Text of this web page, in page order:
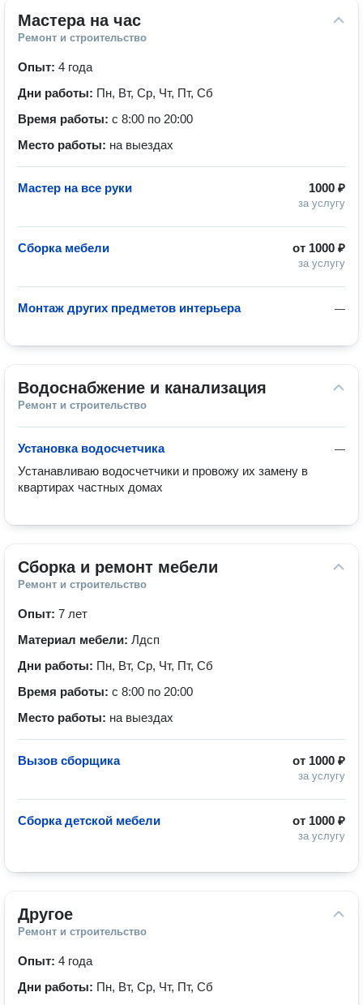
Мастера на час
Ремонт и строительство
Опыт: 4 года
Дни работы: Пн, Вт, Ср, Чт, Пт, Сб
Время работы: с 8:00 по 20:00
Место работы: на выездах
1000 ₽
за услугу
Мастер на все руки
от 1000 ₽
за услугу
Сборка мебели
—
Монтаж других предметов интерьера
Водоснабжение и канализация
Ремонт и строительство
—
Установка водосчетчика
Устанавливаю водосчетчики и провожу их замену в
квартирах частных домах
Сборка и ремонт мебели
Ремонт и строительство
Опыт: 7 лет
Материал мебели: Лдсп
Дни работы: Пн, Вт, Ср, Чт, Пт, Сб
Время работы: с 8:00 по 20:00
Место работы: на выездах
от 1000 ₽
за услугу
Вызов сборщика
от 1000 ₽
за услугу
Сборка детской мебели
Другое
Ремонт и строительство
Опыт: 4 года
Дни работы: Пн, Вт, Ср, Чт, Пт, Сб